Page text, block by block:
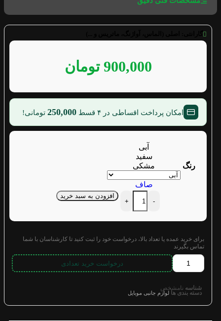
900,000 تومان
امکان پرداخت اقساطی در ۴ قسط 250,000 تومانی!
رنگ
آبی
سفید
مشکی
صاف
-
+
افزودن به سبد خرید
برای خرید عمده یا تعداد بالا، درخواست خود را ثبت کنید تا کارشناسان با شما
تماس بگیرند
درخواست خرید تعدادی
شناسه نامشخص
دسته بندی ها لوازم جانبی موبایل